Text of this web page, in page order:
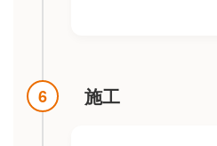
6 施工